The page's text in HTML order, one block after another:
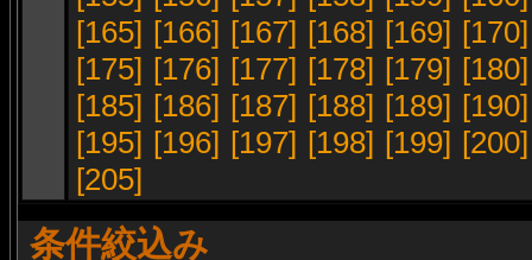
[165] [166] [167] [168] [169] [170]
[175] [176] [177] [178] [179] [180]
[185] [186] [187] [188] [189] [190]
[195] [196] [197] [198] [199] [200]
[205]
条件絞込み